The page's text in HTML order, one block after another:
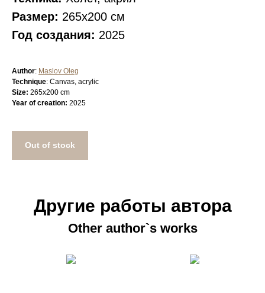
Размер: 265х200 см
Год создания: 2025
Author: Maslov Oleg
Technique: Canvas, acrylic
Size: 265х200 cm
Year of creation: 2025
Out of stock
Другие работы автора
Other author`s works